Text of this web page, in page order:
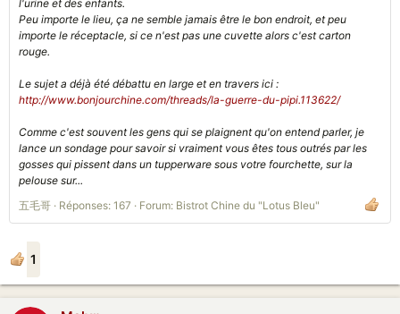
l'urine et des enfants.
Peu importe le lieu, ça ne semble jamais être le bon endroit, et peu
importe le réceptacle, si ce n'est pas une cuvette alors c'est carton
rouge.
Le sujet a déjà été débattu en large et en travers ici :
http://www.bonjourchine.com/threads/la-guerre-du-pipi.113622/
Comme c'est souvent les gens qui se plaignent qu'on entend parler, je
lance un sondage pour savoir si vraiment vous êtes tous outrés par les
gosses qui pissent dans un tupperware sous votre fourchette, sur la
pelouse sur...
五毛哥
Réponses: 167 Forum: Bistrot Chine du "Lotus Bleu"
1